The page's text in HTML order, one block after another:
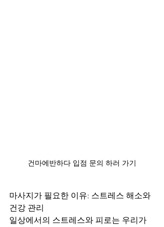
건마에반하다 입점 문의 하러 가기
마사지가 필요한 이유: 스트레스 해소와
건강 관리
일상에서의 스트레스와 피로는 우리가